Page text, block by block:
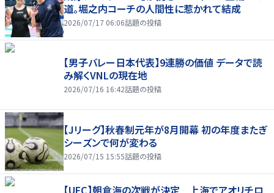
道。堀之内コーチの人間性に惹かれて結成
2026/07/17 06:06話題の投稿
【男子バレー日本代表】9連勝の価値 データで読
み解くVNLの現在地
2026/07/16 16:42話題の投稿
【Jリーグ】秋春制元年が8月開幕 初の年度またぎ
シーズンで何が変わる
2026/07/15 15:55話題の投稿
【UFC】朝倉海の次戦が決定 上海でアオリチロ